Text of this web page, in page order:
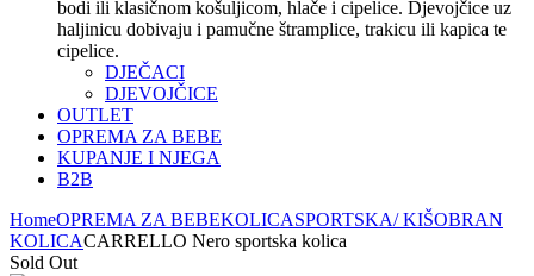
bodi ili klasičnom košuljicom, hlače i cipelice. Djevojčice uz
haljinicu dobivaju i pamučne štramplice, trakicu ili kapica te
cipelice.
DJEČACI
DJEVOJČICE
OUTLET
OPREMA ZA BEBE
KUPANJE I NJEGA
B2B
HomeOPREMA ZA BEBEKOLICASPORTSKA/ KIŠOBRAN
KOLICACARRELLO Nero sportska kolica
Sold Out